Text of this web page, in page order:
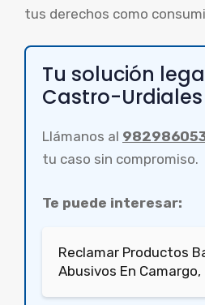
tus derechos como
Tu solución
Castro-Urdiales
Llámanos al
tu caso sin compromiso.
Te puede interesar:
Reclamar Productos
Abusivos En